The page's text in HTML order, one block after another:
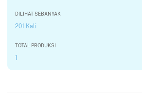
DILIHAT SEBANYAK
201 Kali
TOTAL PRODUKSI
1